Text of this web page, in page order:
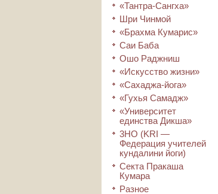
«Тантра-Сангха»
Шри Чинмой
«Брахма Кумарис»
Саи Баба
Ошо Раджниш
«Искусство жизни»
«Сахаджа-йога»
«Гухья Самадж»
«Университет
единства Дикша»
3HO (KRI ―
Федерация учителей
кундалини йоги)
Секта Пракаша
Кумара
Разное